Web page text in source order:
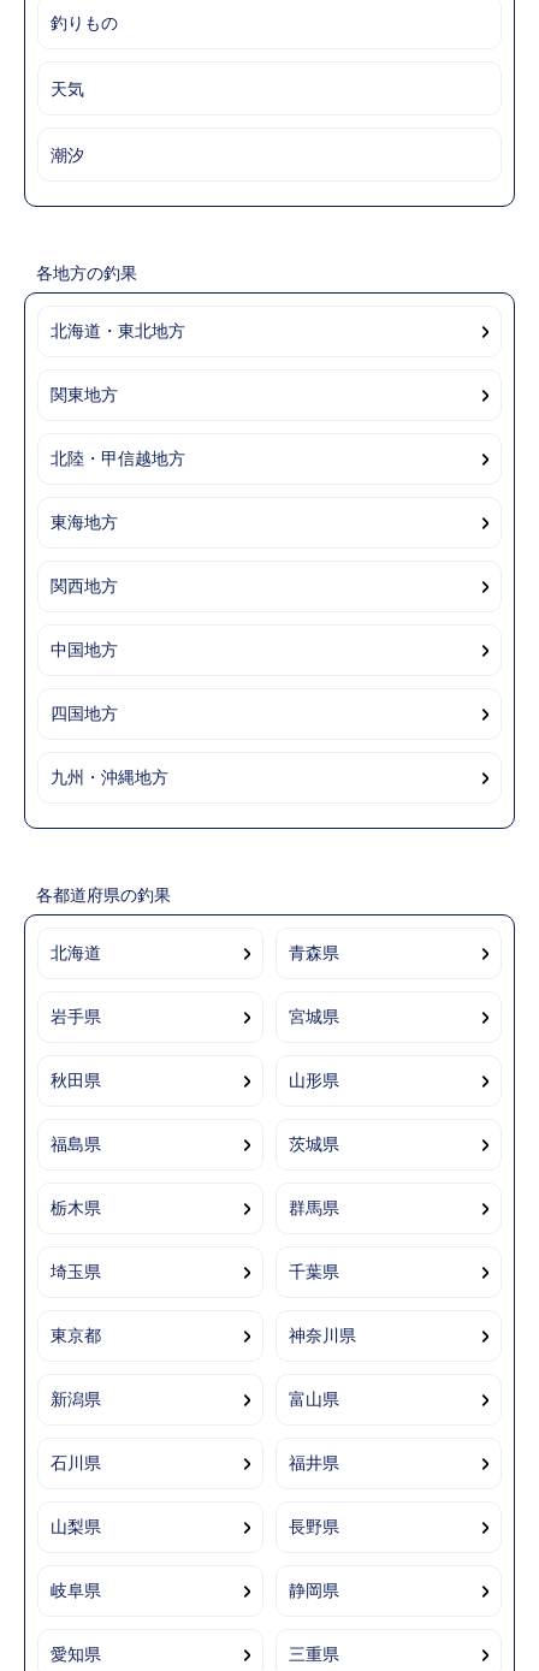
釣りもの
天気
潮汐
各地方の釣果
北海道・東北地方
関東地方
北陸・甲信越地方
東海地方
関西地方
中国地方
四国地方
九州・沖縄地方
各都道府県の釣果
北海道 青森県
岩手県 宮城県
秋田県 山形県
福島県 茨城県
栃木県 群馬県
埼玉県 千葉県
東京都 神奈川県
新潟県 富山県
石川県 福井県
山梨県 長野県
岐阜県 静岡県
愛知県 三重県